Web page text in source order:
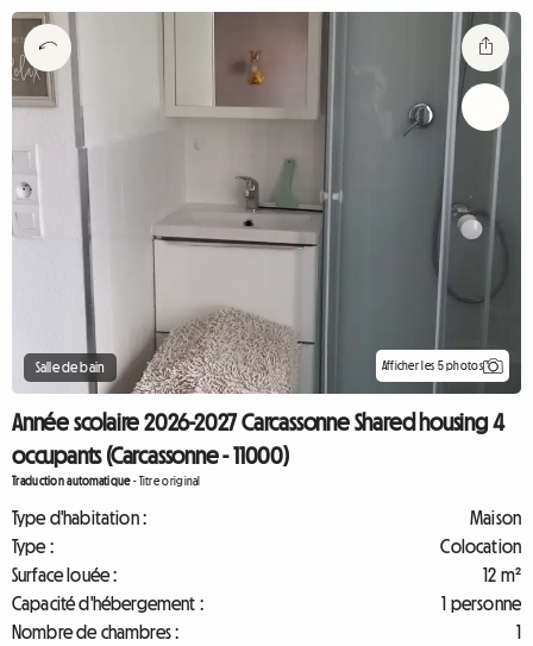
Salle de bain Afficher les 5 photos
Année scolaire 2026-2027 Carcassonne Shared housing 4
occupants (Carcassonne - 11000)
Traduction automatique-Titre original
Type d'habitation :
Maison
Type :
Colocation
Surface louée :
12 m²
Capacité d'hébergement :
1 personne
Nombre de chambres :
1